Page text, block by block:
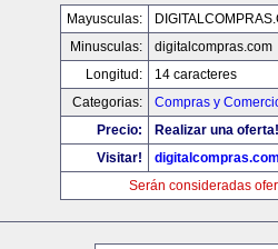
Mayusculas:
Minusculas:
digitalcompras.com
Longitud:
14 caracteres
Categorias:
Compras y
Precio:
Realizar una oferta!
Visitar!
Serán consideradas